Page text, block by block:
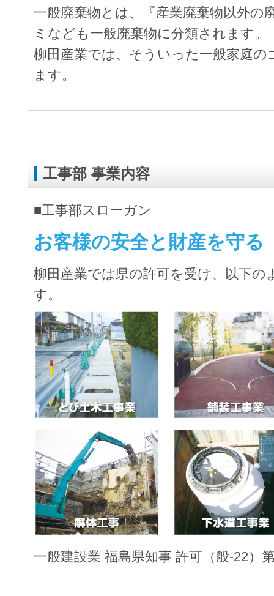
一般廃棄物とは、『産業廃棄物以外の
ミなども一般廃棄物に分類されます。
柳田産業では、そういった一般家庭
ます。
工事部 事業内容
■工事部スローガン
お客様の安全と財産を守る
柳田産業では県の許可を受け、以下
す。
一般建設業 福島県知事 許可（般-22）